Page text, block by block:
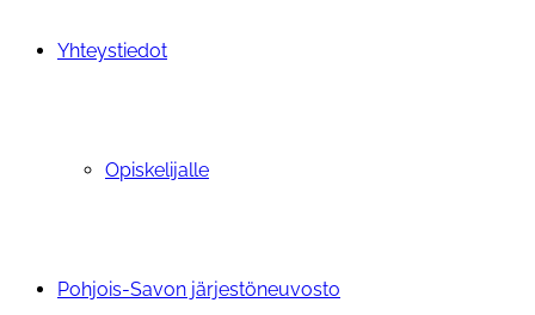
Yhteystiedot
Opiskelijalle
Pohjois-Savon järjestöneuvosto